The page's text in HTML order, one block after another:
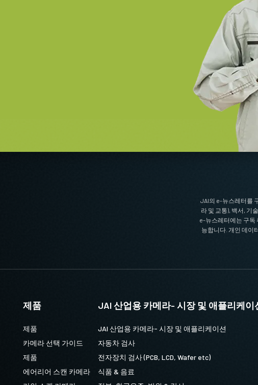
.
비전 카메라에 탑재된 최첨단
비 효율성을 제공합니다.
JAI의 e-뉴스레터를
라 및 교통), 백서, 기
e-뉴스레터에는 구독
능합니다. 개인 데이
제품
제품
카메라 선택 가이드
제품
에어리어 스캔 카메라
JAI 산업용 카메라- 시장 및 애플리케이
JAI 산업용 카메라- 시장 및 애플리케이션
자동차 검사
전자장치 검사 (PCB, LCD, Wafer etc)
식품 & 음료